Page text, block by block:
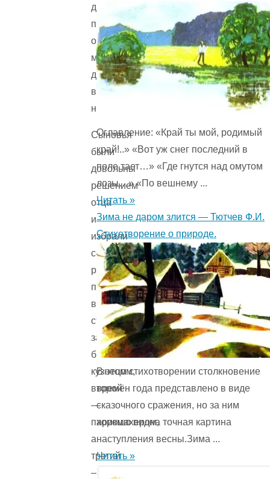
деле,
получит
от
меня
дом
в
наследство».
Сыновья
были
довольны
решением
отца
и
избрали
себе
ремесла
по
вкусу:
старший
задумал
быть
кузнецом,
второй
—
парикмахером,
а
третий
—
Оглавление: «Край ты мой, родимый
край!..» «Вот уж снег последний в
поле тает…» «Где гнутся над омутом
лозы…» «По вешнему ...
Читать »
Зима не даром злится — Тютчев Ф.И.
Стихотворение о природе.
В этом стихотворении столкновение
времён года представ­лено в виде
сказочного сражения, но за ним
хорошо видна точная картина
наступления весны.Зима ...
Читать »